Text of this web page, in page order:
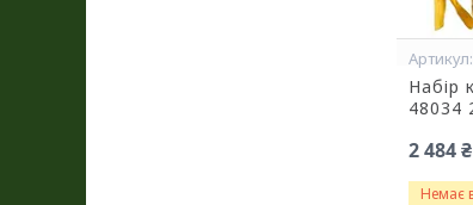
Набір
48034
2 484 ₴
Немає